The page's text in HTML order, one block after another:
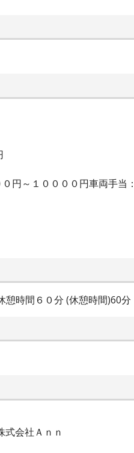
円～１００００円車両手当
憩時間６０分 (休憩時間)60分
会社Ａｎｎ